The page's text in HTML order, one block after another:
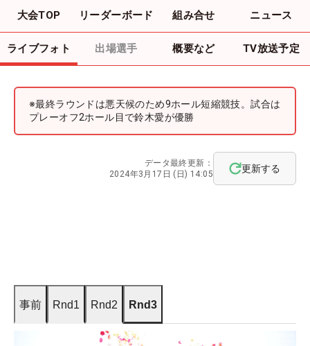
大会TOP リーダーボード 組み合せ ニュース
ライブフォト 出場選手 概要など TV放送予定
※最終ラウンドは悪天候のため9ホール短縮競技。試合は
プレーオフ2ホール目で鈴木愛が優勝
データ最終更新：
2024年3月17日 (日) 14:05
更新する
事前 Rnd1 Rnd2 Rnd3